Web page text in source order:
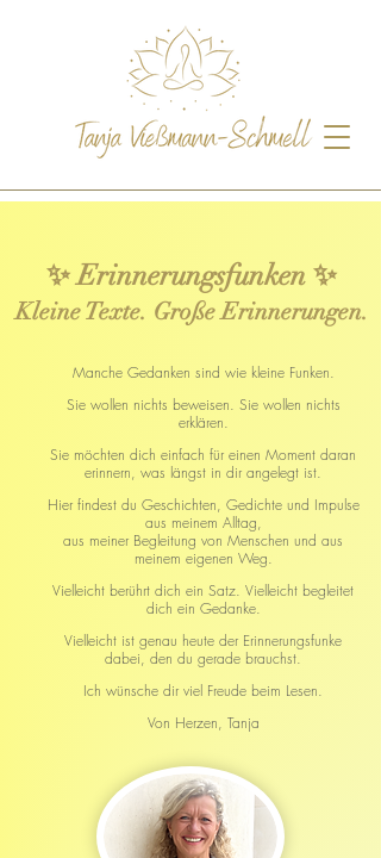
✨ Erinnerungsfunken ✨
Kleine Texte. Große Erinnerungen.
Manche Gedanken sind wie kleine Funken.
Sie wollen nichts beweisen. Sie wollen nichts
erklären.
Sie möchten dich einfach für einen Moment daran
erinnern, was längst in dir angelegt ist.
Hier findest du Geschichten, Gedichte und Impulse
aus meinem Alltag,
aus meiner Begleitung von Menschen und aus
meinem eigenen Weg.
Vielleicht berührt dich ein Satz. Vielleicht begleitet
dich ein Gedanke.
Vielleicht ist genau heute der Erinnerungsfunke
dabei, den du gerade brauchst.
Ich wünsche dir viel Freude beim Lesen.
Von Herzen, Tanja